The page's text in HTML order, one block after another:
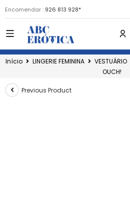
Encomendar : 926 813 928*
Início LINGERIE FEMININA VESTUÁRIO
OUCH!
Previous Product